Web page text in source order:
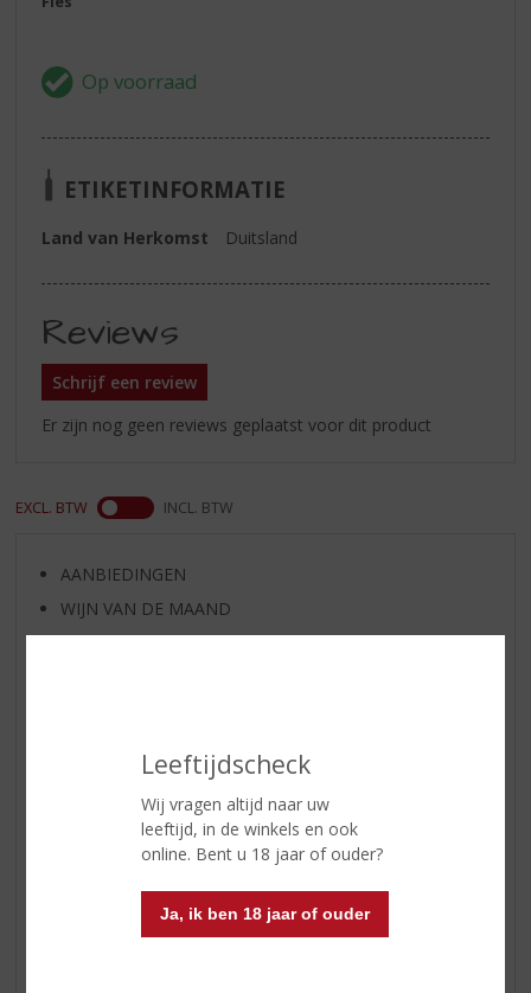
Leeftijdscheck
Wij vragen altijd naar uw
leeftijd, in de winkels en ook
online. Bent u 18 jaar of ouder?
Ja, ik ben 18 jaar of ouder
ETIKETINFORMATIE
Land van Herkomst Duitsland
Reviews
Schrijf een review
Er zijn nog geen reviews geplaatst voor dit product
EXCL. BTW INCL. BTW
AANBIEDINGEN
WIJN VAN DE MAAND
WHISKY VAN DE MAAND
EXCLUSIEF TOPSLIJTER